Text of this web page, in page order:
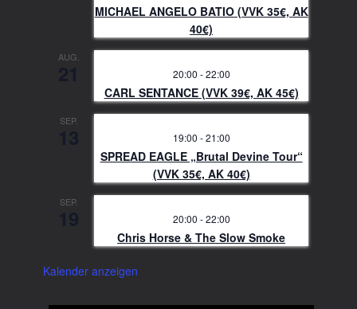
MICHAEL ANGELO BATIO (VVK 35€, AK
40€)
AUG.
20:00 -22:00
CARL SENTANCE (VVK 39€, AK 45€)
SEP.
19:00 -21:00
SPREAD EAGLE „Brutal Devine Tour“
(VVK 35€, AK 40€)
SEP.
20:00 -22:00
Chris Horse & The Slow Smoke
Kalender anzeigen